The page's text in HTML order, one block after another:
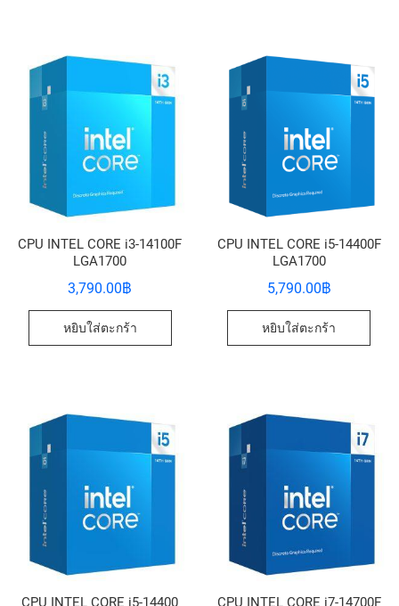
CPU INTEL CORE i3-14100F
LGA1700
3,790.00฿
หยิบใส่ตะกร้า
CPU INTEL CORE i5-14400F
LGA1700
5,790.00฿
หยิบใส่ตะกร้า
CPU INTEL CORE i5-14400 CPU INTEL CORE i7-14700F